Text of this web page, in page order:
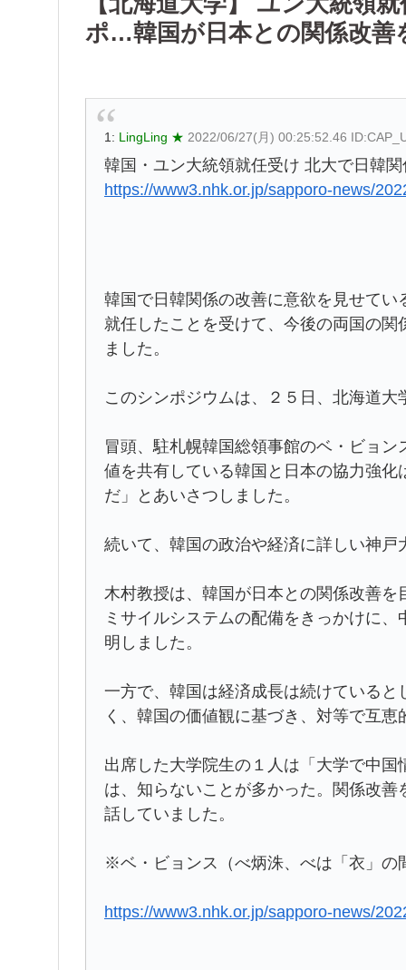
ポ…韓国が日本との関係改善
1: LingLing ★ 2022/06/27(月) 00:25:52.46
韓国・ユン大統領就任受け 北大で日韓
https://www3.nhk.or.jp/sapporo-news/
韓国で日韓関係の改善に意欲を見せて
就任したことを受けて、今後の両国の
ました。
このシンポジウムは、２５日、北海道
冒頭、駐札幌韓国総領事館のベ・ビョ
値を共有している韓国と日本の協力強
だ」とあいさつしました。
続いて、韓国の政治や経済に詳しい神
木村教授は、韓国が日本との関係改善
ミサイルシステムの配備をきっかけに
明しました。
一方で、韓国は経済成長は続けている
く、韓国の価値観に基づき、対等で互
出席した大学院生の１人は「大学で中
は、知らないことが多かった。関係改
話していました。
※ベ・ビョンス（べ炳洙、べは「衣」の
https://www3.nhk.or.jp/sapporo-news/